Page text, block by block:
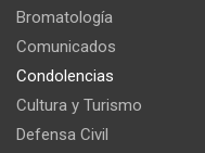
Bromatología
Comunicados
Condolencias
Cultura y Turismo
Defensa Civil